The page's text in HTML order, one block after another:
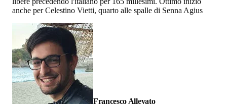
anche per Celestino Vietti, quarto alle spalle di Senna Agius
Francesco Allevato